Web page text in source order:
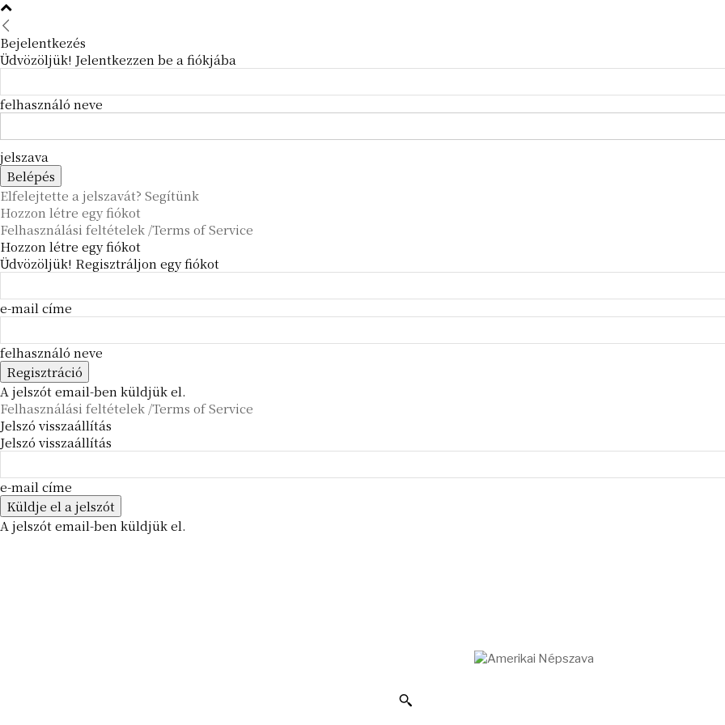
Bejelentkezés
Üdvözöljük! Jelentkezzen be a fiókjába
felhasználó neve
jelszava
Elfelejtette a jelszavát? Segítünk
Hozzon létre egy fiókot
Felhasználási feltételek /Terms of Service
Hozzon létre egy fiókot
Üdvözöljük! Regisztráljon egy fiókot
e-mail címe
felhasználó neve
A jelszót email-ben küldjük el.
Felhasználási feltételek /Terms of Service
Jelszó visszaállítás
Jelszó visszaállítás
e-mail címe
A jelszót email-ben küldjük el.